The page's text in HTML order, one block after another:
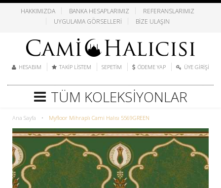
HAKKIMIZDA BANKA HESAPLARIMIZ
REFERANSLARIMIZ
UYGULAMA GÖRSELLERI
BIZE ULAŞIN
HESABIM TAKIP LISTEM SEPETIM ÖDEME YAP ÜYE GIRIŞI
TÜM KOLEKSIYONLAR
Ana Sayfa • Myfloor Mihraplı Cami Halısı 5569GREEN